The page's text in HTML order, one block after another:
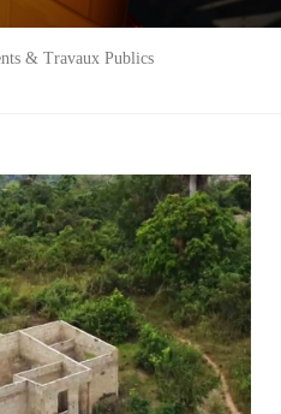
& Travaux Publics